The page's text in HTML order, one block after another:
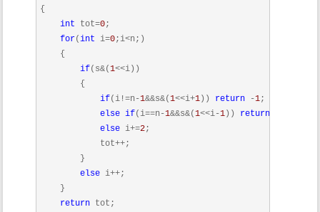
{
int tot=0;
for(int i=0;i<n;)
    {
if(s&(1<<i))
        {
if(i!=n-1&&s&(1<<i+1 )) return -1;
else if(i==n-1&&s&(1<<i-1 )) return
else i+=2;
            tot++;
        }
else i++;
    }
return tot;